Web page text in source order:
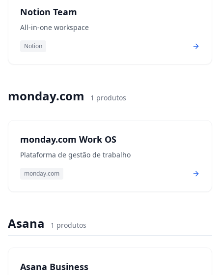
Notion Team
All-in-one workspace
Notion
monday.com 1 produtos
monday.com Work OS
Plataforma de gestão de trabalho
monday.com
Asana 1 produtos
Asana Business